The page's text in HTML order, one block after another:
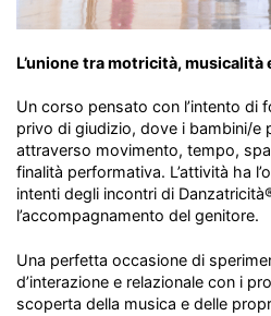
L’unione tra motricità, musicalità
Un corso pensato con l’intento di
privo di giudizio, dove i bambini/e
attraverso movimento, tempo,
finalità performativa. L’attività ha
intenti degli incontri di
l’accompagnamento del genitore.
Una perfetta occasione di
d’interazione e relazionale con i
scoperta della musica e delle